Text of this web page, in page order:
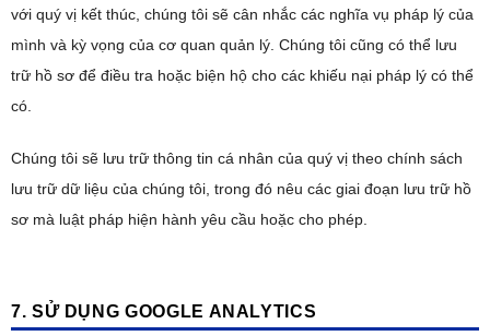
với quý vị kết thúc, chúng tôi sẽ cân nhắc các nghĩa vụ pháp lý của
mình và kỳ vọng của cơ quan quản lý. Chúng tôi cũng có thể lưu
trữ hồ sơ để điều tra hoặc biện hộ cho các khiếu nại pháp lý có thể
có.
Chúng tôi sẽ lưu trữ thông tin cá nhân của quý vị theo chính sách
lưu trữ dữ liệu của chúng tôi, trong đó nêu các giai đoạn lưu trữ hồ
sơ mà luật pháp hiện hành yêu cầu hoặc cho phép.
7. SỬ DỤNG GOOGLE ANALYTICS